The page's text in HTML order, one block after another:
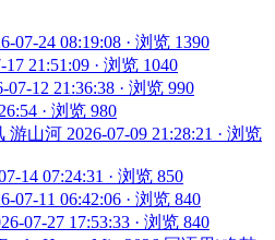
07-24 08:19:08 · 浏览 1390
17 21:51:09 · 浏览 1040
07-12 21:36:38 · 浏览 990
· 浏览 980
游山河 2026-07-09 21:28:21 · 浏览
14 07:24:31 · 浏览 850
07-11 06:42:06 · 浏览 840
07-27 17:53:33 · 浏览 840